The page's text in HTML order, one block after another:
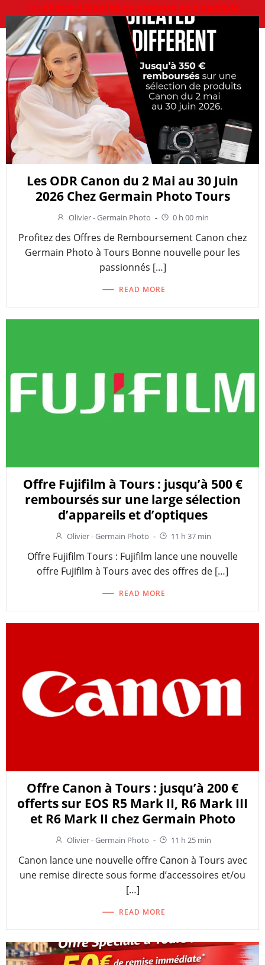
vos photos d’identité au magasin ou à domicile
Les ODR Canon du 2 Mai au 30 Juin
2026 Chez Germain Photo Tours
Olivier - Germain Photo - 0 h 00 min
Profitez des Offres de Remboursement Canon chez
Germain Photo à Tours Bonne nouvelle pour les
passionnés […]
READ MORE
Offre Fujifilm à Tours : jusqu’à 500 €
remboursés sur une large sélection
d’appareils et d’optiques
Olivier - Germain Photo - 11 h 37 min
Offre Fujifilm Tours : Fujifilm lance une nouvelle
offre Fujifilm à Tours avec des offres de […]
READ MORE
Offre Canon à Tours : jusqu’à 200 €
offerts sur EOS R5 Mark II, R6 Mark III
et R6 Mark II chez Germain Photo
Olivier - Germain Photo - 11 h 25 min
Canon lance une nouvelle offre Canon à Tours avec
une remise directe sous forme d’accessoires et/ou
[…]
READ MORE